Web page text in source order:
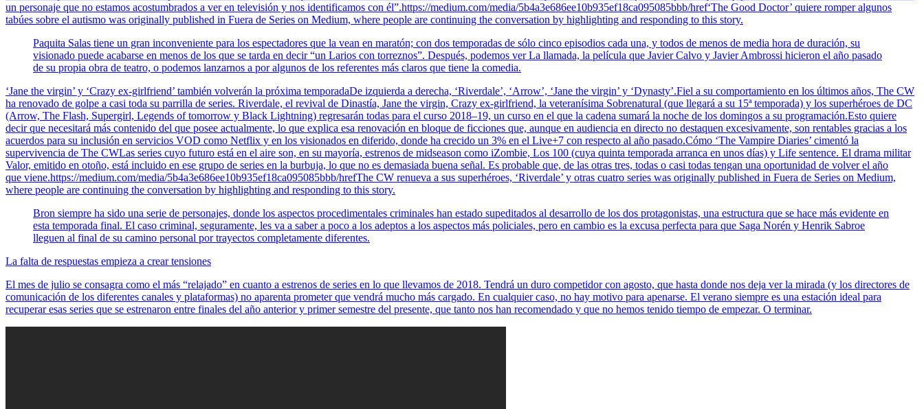
un personaje que no estamos acostumbrados a ver en televisión y nos identificamos con él”.https://medium.com/media/5b4a3e686ee10b935ef18ca095085bbb/href‘The Good Doctor’ quiere romper algunos
tabúes sobre el autismo was originally published in Fuera de Series on Medium, where people are continuing the conversation by highlighting and responding to this story.
Paquita Salas tiene un gran inconveniente para los espectadores que la vean en maratón; con dos temporadas de sólo cinco episodios cada una, y todos de menos de media hora de duración, su
visionado puede acabarse en menos de los que se tarda en decir “un Larios con torreznos”. Después, podemos ver La llamada, la película que Javier Calvo y Javier Ambrossi hicieron el año pasado
de su propia obra de teatro, o podemos lanzarnos a por algunos de los referentes más claros que tiene la comedia.
‘Jane the virgin’ y ‘Crazy ex-girlfriend’ también volverán la próxima temporadaDe izquierda a derecha, ‘Riverdale’, ‘Arrow’, ‘Jane the virgin’ y ‘Dynasty’.Fiel a su comportamiento en los últimos años, The CW
ha renovado de golpe a casi toda su parrilla de series. Riverdale, el revival de Dinastía, Jane the virgin, Crazy ex-girlfriend, la veteranísima Sobrenatural (que llegará a su 15ª temporada) y los superhéroes de DC
(Arrow, The Flash, Supergirl, Legends of tomorrow y Black Lightning) regresarán todas para el curso 2018–19, un curso en el que la cadena sumará la noche de los domingos a su programación.Esto quiere
decir que necesitará más contenido del que posee actualmente, lo que explica esa renovación en bloque de ficciones que, aunque en audiencia en directo no destaquen excesivamente, son rentables gracias a los
acuerdos para su inclusión en servicios VOD como Netflix y en los visionados en diferido, donde ha crecido un 3% en el Live+7 con respecto al año pasado.Cómo ‘The Vampire Diaries’ cimentó la
supervivencia de The CWLas series cuyo futuro está en el aire son, en su mayoría, estrenos de midseason como iZombie, Los 100 (cuya quinta temporada arranca en unos días) y Life sentence. El drama militar
Valor, emitido en otoño, está incluido en ese grupo de series en la burbuja, lo que no es demasiada buena señal. Es probable que, de las otras tres, todas o casi todas tengan una oportunidad de volver el año
que viene.https://medium.com/media/5b4a3e686ee10b935ef18ca095085bbb/hrefThe CW renueva a sus superhéroes, ‘Riverdale’ y otras cuatro series was originally published in Fuera de Series on Medium,
where people are continuing the conversation by highlighting and responding to this story.
Bron siempre ha sido una serie de personajes, donde los aspectos procedimentales criminales han estado supeditados al desarrollo de los dos protagonistas, una estructura que se hace más evidente en
esta temporada final. El caso criminal, seguramente, les va a saber a poco a los adeptos a los aspectos más policiales, pero en cambio es la excusa perfecta para que Saga Norén y Henrik Sabroe
lleguen al final de su camino personal por trayectos completamente diferentes.
La falta de respuestas empieza a crear tensiones
El mes de julio se consagra como el más “relajado” en cuanto a estrenos de series en lo que llevamos de 2018. Tendrá un duro competidor con agosto, que hasta donde nos deja ver la mirada (y los directores de
comunicación de los diferentes canales y plataformas) no aparenta prometer que vendrá mucho más cargado. En cualquier caso, no hay motivo para apenarse. El verano siempre es una estación ideal para
recuperar esas series que se estrenaron entre finales del año anterior y primer semestre del presente, que tanto nos han recomendado y que no hemos tenido tiempo de empezar. O terminar.